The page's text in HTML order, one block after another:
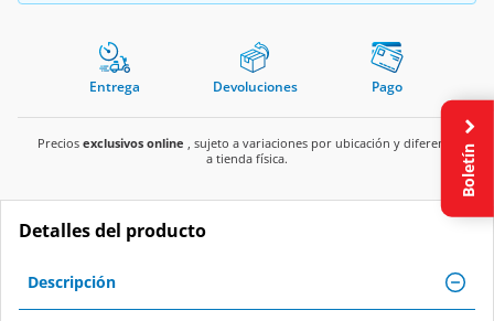
Entrega Devoluciones Pago
Precios exclusivos online , sujeto a variaciones por ubicación y diferente
a tienda física.
Detalles del producto
Descripción
Boletín